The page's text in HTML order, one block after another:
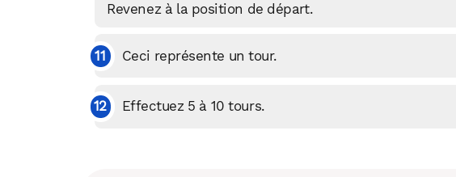
Revenez à la position de départ.
Ceci représente un tour.
Effectuez 5 à 10 tours.